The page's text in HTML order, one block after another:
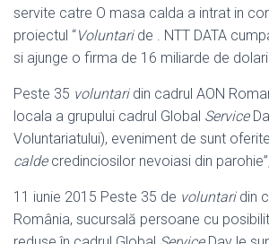
servite catre O masa calda a intrat in
proiectul “Voluntaride . NTT DATA
si ajunge o firma de 16 miliarde de
Peste 35 voluntaridin cadrul AON
locala a grupului cadrul Global Service
Voluntariatului), eveniment de sunt
caldecredinciosilor nevoiasi din parohie”,
11 iunie 2015 Peste 35 de voluntaridin
România, sucursală persoane cu